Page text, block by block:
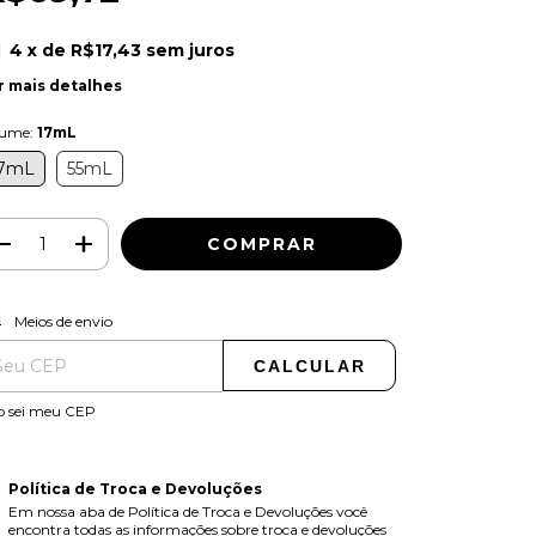
4 x de R$17,43 sem juros
mais detalhes
17mL
55mL
para o CEP:
Meios de envio
CALCULAR
sei meu CEP
Política de Troca e Devoluções
Em nossa aba de Política de Troca e Devoluções você
encontra todas as informações sobre troca e devoluções